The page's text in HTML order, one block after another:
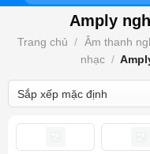
Amply
Trang chủ / Âm thanh
nhạc /